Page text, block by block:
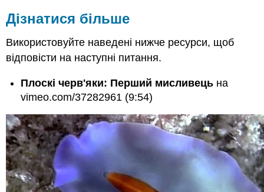
Дізнатися більше
Використовуйте наведені нижче ресурси, щоб
відповісти на наступні питання.
Плоскі черв'яки: Перший мисливець на
vimeo.com/37282961 (9:54)